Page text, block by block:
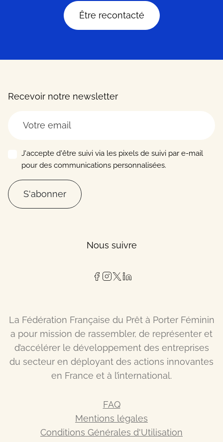
Être recontacté
Recevoir notre newsletter
J'accepte d'être suivi via les pixels de suivi par e-mail
pour des communications personnalisées.
S'abonner
Nous suivre
La Fédération Française du Prêt à Porter Féminin
a pour mission de rassembler, de représenter et
d’accélérer le développement des entreprises
du secteur en déployant des actions innovantes
en France et à l’international.
FAQ
Mentions légales
Conditions Générales d'Utilisation